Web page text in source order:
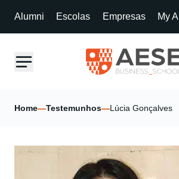
Alumni Escolas Empresas My
Home—Testemunhos—Lúcia Gonçalves